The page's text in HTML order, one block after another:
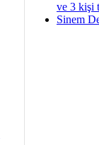
ve 3 kişi
Sinem